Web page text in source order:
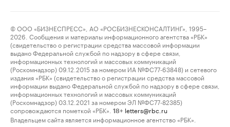
© ООО «БИЗНЕСПРЕСС», АО «РОСБИЗНЕСКОНСАЛТИНГ», 1995–
2026. Сообщения и материалы информационного агентства «РБК»
(свидетельство о регистрации средства массовой информации
выдано Федеральной службой по надзору в сфере связи,
информационных технологий и массовых коммуникаций
(Роскомнадзор) 09.12.2015 за номером ИА №ФС77-63848) и сетевого
издания «РБК» (свидетельство о регистрации средства массовой
информации выдано Федеральной службой по надзору в сфере связи,
информационных технологий и массовых коммуникаций
(Роскомнадзор) 03.12.2021 за номером ЭЛ №ФС77-82385)
сопровождаются пометкой «РБК».
18+ letters@rbc.ru
Владельцем сайта является информационное агентство «РБК».